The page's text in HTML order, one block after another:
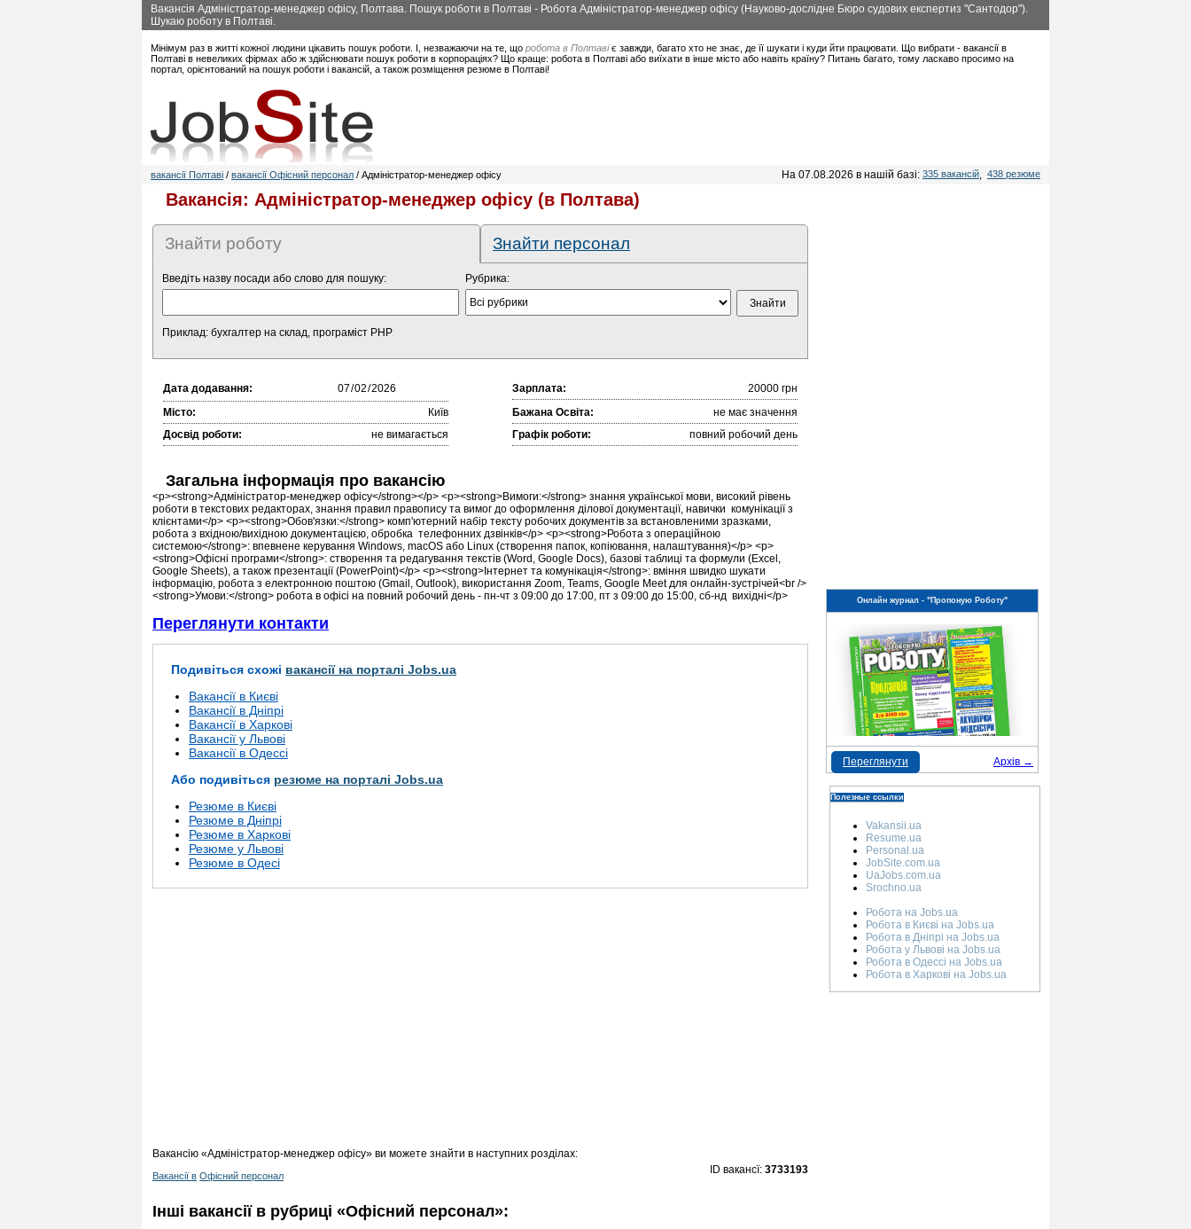
Вакансія Адміністратор-менеджер офісу, Полтава. Пошук роботи в Полтаві - Робота Адміністратор-менеджер офісу (Науково-дослідне Бюро судових експертиз "Сантодор").
Шукаю роботу в Полтаві.
Мінімум раз в житті кожної людини цікавить пошук роботи. І, незважаючи на те, що робота в Полтавіє завжди, багато хто не знає, де її шукати і куди йти працювати. Що вибрати - вакансії в
Полтаві в невеликих фірмах або ж здійснювати пошук роботи в корпораціях? Що краще: робота в Полтаві або виїхати в інше місто або навіть країну? Питань багато, тому ласкаво просимо на
портал, орієнтований на пошук роботи і вакансій, а також розміщення резюме в Полтаві!
вакансії Полтаві / вакансії Офісний персонал / Адміністратор-менеджер офісу На 07.08.2026 в нашій базі: 335 вакансій, 438 резюме
Вакансія: Адміністратор-менеджер офісу (в Полтава)
Знайти роботу Знайти персонал
Введіть назву посади або слово для пошуку:
Приклад: бухгалтер на склад, програміст PHP
Рубрика:
Дата додавання: Зарплата:
20000 грн
Місто:
Київ Бажана Освіта:
не має значення
Досвід роботи:
не вимагається Графік роботи: повний робочий день
Загальна інформація про вакансію
<p><strong>Адміністратор-менеджер офісу</strong></p> <p><strong>Вимоги:</strong> знання української мови, високий рівень
роботи в текстових редакторах, знання правил правопису та вимог до оформлення ділової документації, навички комунікації з
клієнтами</p> <p><strong>Обов'язки:</strong> комп'ютерний набір тексту робочих документів за встановленими зразками,
робота з вхідною/вихідною документацією, обробка телефонних дзвінків</p> <p><strong>Робота з операційною
системою</strong>: впевнене керування Windows, macOS або Linux (створення папок, копіювання, налаштування)</p> <p>
<strong>Офісні програми</strong>: створення та редагування текстів (Word, Google Docs), базові таблиці та формули (Excel,
Google Sheets), а також презентації (PowerPoint)</p> <p><strong>Інтернет та комунікація</strong>: вміння швидко шукати
інформацію, робота з електронною поштою (Gmail, Outlook), використання Zoom, Teams, Google Meet для онлайн-зустрічей<br />
<strong>Умови:</strong> робота в офісі на повний робочий день - пн-чт з 09:00 до 17:00, пт з 09:00 до 15:00, сб-нд вихідні</p>
Переглянути контакти
Подивіться схожі вакансії на порталі Jobs.ua
Вакансії в Києві
Вакансії в Дніпрі
Вакансії в Харкові
Вакансії у Львові
Вакансії в Одессі
Або подивіться резюме на порталі Jobs.ua
Резюме в Києві
Резюме в Дніпрі
Резюме в Харкові
Резюме у Львові
Резюме в Одесі
Вакансію «Адміністратор-менеджер офісу» ви можете знайти в наступних розділах:
Вакансії в Офісний персонал ID вакансї: 3733193
Інші вакансії в рубриці «Офісний персонал»:
Онлайн журнал - "Пропоную Роботу"
Архів →
Переглянути
Полезные ссылки
Vakansii.ua
Resume.ua
Personal.ua
JobSite.com.ua
UaJobs.com.ua
Srochno.ua
Робота на Jobs.ua
Робота в Києві на Jobs.ua
Робота в Дніпрі на Jobs.ua
Робота у Львові на Jobs.ua
Робота в Одессі на Jobs.ua
Робота в Харкові на Jobs.ua